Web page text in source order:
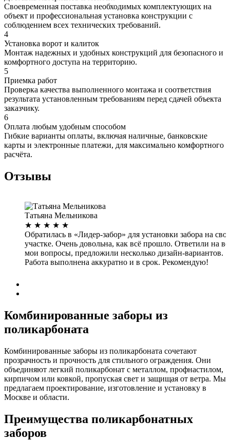
Своевременная поставка необходимых комплектующих на
объект и профессиональная установка конструкции с
соблюдением всех технических требований.
4
Установка ворот и калиток
Монтаж надежных и удобных конструкций для безопасного и
комфортного доступа на территорию.
5
Приемка работ
Проверка качества выполненного монтажа и соответствия
результата установленным требованиям перед сдачей объекта
заказчику.
6
Оплата любым удобным способом
Гибкие варианты оплаты, включая наличные, банковские
карты и электронные платежи, для максимально комфортного
расчёта.
Отзывы
Татьяна Мельникова
★ ★ ★ ★ ★
Обратилась в «Лидер-забор» для установки забора на
участке. Очень довольна, как всё прошло. Ответили на
мои вопросы, предложили несколько дизайн-вариантов.
Работа выполнена аккуратно и в срок. Рекомендую!
Комбинированные заборы из
поликарбоната
Комбинированные заборы из поликарбоната сочетают
прозрачность и прочность для стильного ограждения. Они
объединяют легкий поликарбонат с металлом, профнастилом,
кирпичом или ковкой, пропуская свет и защищая от ветра. Мы
предлагаем проектирование, изготовление и установку в
Москве и области.
Преимущества поликарбонатных
заборов